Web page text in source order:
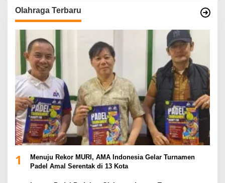
Olahraga Terbaru
1
Menuju Rekor MURI, AMA Indonesia Gelar Turnamen
Padel Amal Serentak di 13 Kota